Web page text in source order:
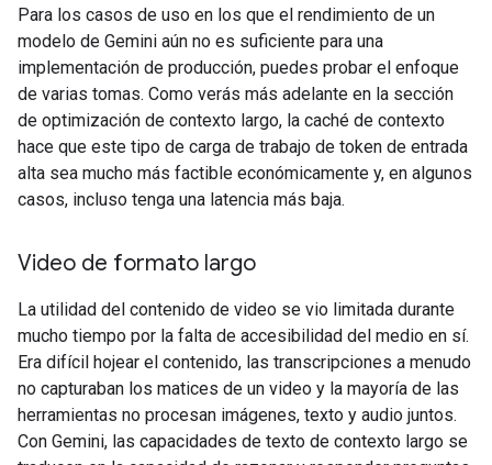
Para los casos de uso en los que el rendimiento de un
modelo de Gemini aún no es suficiente para una
implementación de producción, puedes probar el enfoque
de varias tomas. Como verás más adelante en la sección
de optimización de contexto largo, la caché de contexto
hace que este tipo de carga de trabajo de token de entrada
alta sea mucho más factible económicamente y, en algunos
casos, incluso tenga una latencia más baja.
Video de formato largo
La utilidad del contenido de video se vio limitada durante
mucho tiempo por la falta de accesibilidad del medio en sí.
Era difícil hojear el contenido, las transcripciones a menudo
no capturaban los matices de un video y la mayoría de las
herramientas no procesan imágenes, texto y audio juntos.
Con Gemini, las capacidades de texto de contexto largo se